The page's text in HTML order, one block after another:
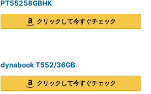
PT55258GBHK
クリックして今すぐチェック
dynabook T552/36GB
クリックして今すぐチェック